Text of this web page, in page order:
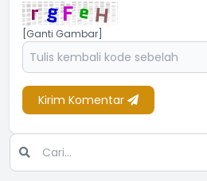
[Ganti Gambar]
Kirim Komentar